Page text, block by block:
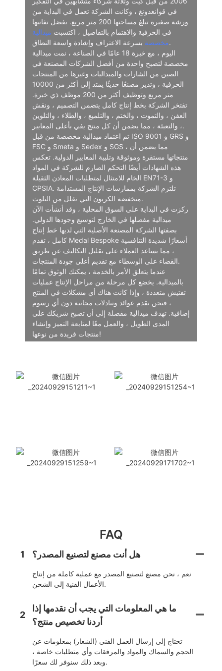
في قوانغدونغ ، وكانت الشركة تعمل في البداية من
ورشة صغيرة تبلغ مساحتها 200 متر مربع. بفضل تفانيها
في الحرفية والاهتمام بالتفاصيل ، اكتسبت ميدالية
مخصصةبسرعة الاعتراف وإشادة واسعة النطاق.
اليوم ، مع خبرة 18 عامًا في الصناعة ، نمت ميدالية
مخصصة لتصبح واحدة من أفضل الشركات المصنعة في
الصين من الشارات والميداليات وغيرها من المنتجات
الحرفية ، وتدير مصنعًا حديثًا يمتد إلى أكثر من 10000
متر مربع وتوظيف أكثر من 200 موظف ذي خبرة.
تفتخر الشركة بخط إنتاج كامل يتضمن التصميم ، ونقش
العفن ، والتموت ، والختم ، والتلميع ، والطلاء ، والتلوين
، والتعبئة ، مما يضمن أن كل منتج يفي بأعلى المعايير.
تم اعتماد ميدالية مخصصة من قبل ISO 9001 و GRS و
FSC و Smeta و Sedex و SGS ، مما يضمن أن
منتجاتها مستقرة وموثوقة وتلبية المعايير الدولية. تعكس
هذه الشهادات أيضًا التحكم الصارم للشركة في المواد
الخام للامتثال لمتطلبات المعادن الثقيلة EN71-3 و
CPSIA. تلتزم الشركة بممارسات الإنتاج المستدامة
منخفضة الكربون التي تقلل من التلوث.
ركزت في البداية على السوق المحلية ، وقد أنشأت الآن
ميدالية مفصلها في الخارج لتوسيع وجودها الدولي.
بصفتها الشركة المصنعة الأصلية التي لديها خط إنتاج
كامل ، تقدم Medal Bespoke أسعارًا شديدة التنافسية
، مما يساعد العملاء على تقليل التكاليف عن طريق
القضاء على الوسطاء مع تقديم أعلى جودة المنتجات.
عندما يتعلق الأمر بالخدمة ، يمكنك الوثوق تمامًا
بالميدالية. يخضع كل مرحلة من مراحل الإنتاج عمليات
تفتيش متعددة ، وإذا كانت هناك أي مشكلات في المنتج
، فنحن نقدم عوائد وتبادلات مجانية دون أي رسوم
إضافية. تهدف ميدالية مفصلة إلى أن تصبح شريكك على
المدى الطويل ، والعمل معًا لمتابعة التميز وإنشاء
منتجات فريدة من نوعها!
FAQ
1 هل أنت مصنع لتصنيع المصدر؟
نعم ، نحن مصنع لتصنيع المصدر مع عملية كاملة من إنتاج
الأعمال الفنية إلى الشحن.
2
ما هي المعلومات التي يجب أن نقدمها إذا
أردنا تخصيص منتج؟
تحتاج إلى إرسال العمل الفني (الشعار) بمعلومات عن
الحجم والسماك والمواد والمرفقات وأي متطلبات خاصة ،
وبعد ذلك سنوفر لك سعرًا.